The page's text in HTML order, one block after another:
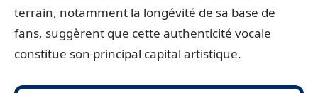
terrain, notamment la longévité de sa base de
fans, suggèrent que cette authenticité vocale
constitue son principal capital artistique.